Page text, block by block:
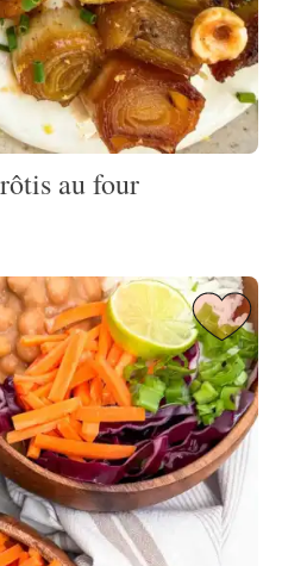
au four